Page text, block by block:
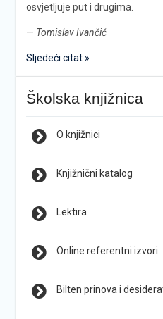
osvjetljuje put i drugima.
— Tomislav Ivančić
Sljedeći citat »
Školska knjižnica
O knjižnici
Knjižnični katalog
Lektira
Online referentni izvori
Bilten prinova i